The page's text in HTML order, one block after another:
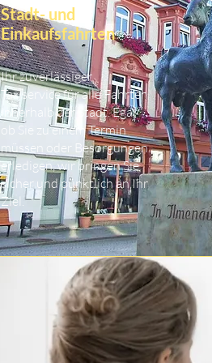
Stadt- und
Einkaufsfahrten
Ihr zuverlässiger
Taxiservice für alle Fahrten
innerhalb der Stadt. Egal
ob Sie zu einem Termin
müssen oder Besorgungen
erledigen, wir bringen Sie
sicher und pünktlich an Ihr
Ziel.